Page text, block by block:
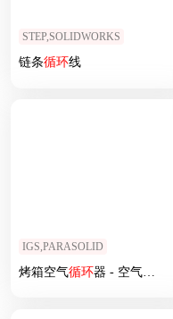
STEP,SOLIDWORKS
链条循环线
IGS,PARASOLID
烤箱空气循环器 - 空气循环